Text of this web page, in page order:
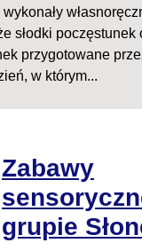
słodki
przygotowane
w którym...
Zabawy
grupie